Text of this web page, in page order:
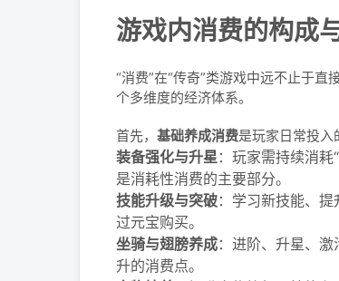
游戏内消费的构成
“消费”在“传奇”类游戏中远不止于
个多维度的经济体系。
首先， 基础养成消费是玩家日常投入
装备强化与升星：玩家需持续消耗
是消耗性消费的主要部分。
技能升级与突破：学习新技能、
过元宝购买。
坐骑与翅膀养成：进阶、升星、
升的消费点。